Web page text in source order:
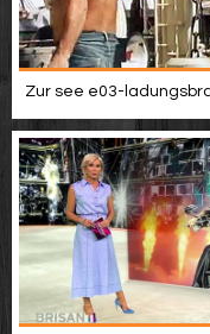
Zur see e03-